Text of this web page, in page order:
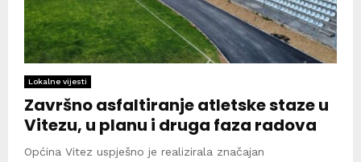
Lokalne vijesti
Završno asfaltiranje atletske staze u
Vitezu, u planu i druga faza radova
Općina Vitez uspješno je realizirala značajan